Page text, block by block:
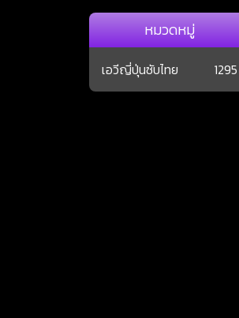
หมวดหมู่
เอวีญี่ปุ่นซับไทย 1295